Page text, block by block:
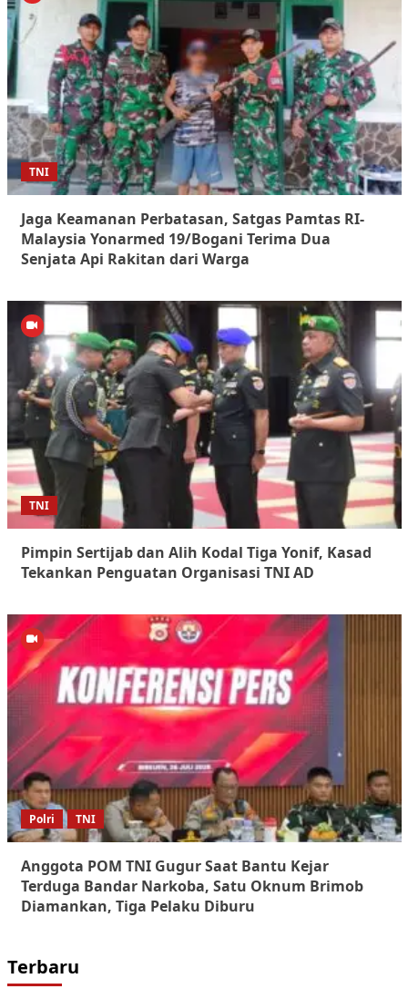
TNI
Jaga Keamanan Perbatasan, Satgas Pamtas RI-
Malaysia Yonarmed 19/Bogani Terima Dua
Senjata Api Rakitan dari Warga
TNI
Pimpin Sertijab dan Alih Kodal Tiga Yonif, Kasad
Tekankan Penguatan Organisasi TNI AD
Polri TNI
Anggota POM TNI Gugur Saat Bantu Kejar
Terduga Bandar Narkoba, Satu Oknum Brimob
Diamankan, Tiga Pelaku Diburu
Terbaru